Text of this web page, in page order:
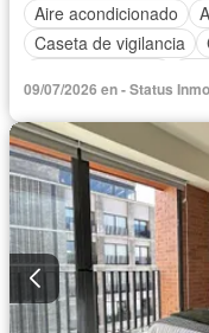
Aire acondicionado
Caseta de vigilancia
Elevador
Azotea
Seguridad
Sin amueblar
09/07/2026 en - Status